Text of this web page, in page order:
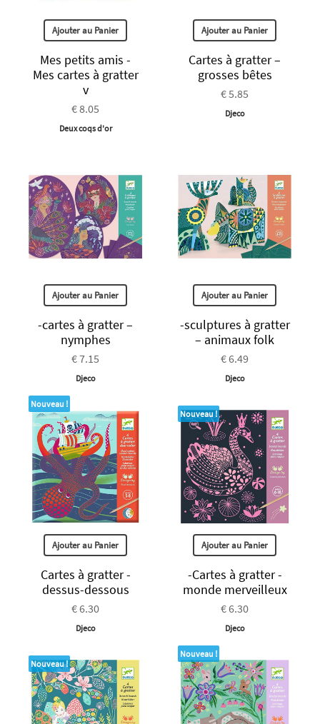
Ajouter au Panier
Mes petits amis -
Mes cartes à gratter
v
€ 8.05
Deux coqs d'or
Ajouter au Panier
Cartes à gratter –
grosses bêtes
€ 5.85
Djeco
Ajouter au Panier
-cartes à gratter –
nymphes
€ 7.15
Djeco
Ajouter au Panier
-sculptures à gratter
– animaux folk
€ 6.49
Djeco
Nouveau !
Ajouter au Panier
Cartes à gratter -
dessus-dessous
€ 6.30
Djeco
Nouveau !
Ajouter au Panier
-Cartes à gratter -
monde merveilleux
€ 6.30
Djeco
Nouveau !
Nouveau !